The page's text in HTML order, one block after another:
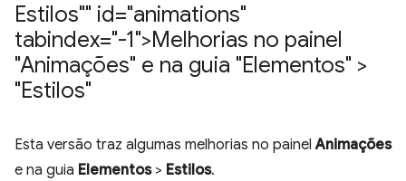
Estilos"" id="animations"
tabindex="-1">Melhorias no painel
"Animações" e na guia "Elementos" >
"Estilos"
Esta versão traz algumas melhorias no painelAnimações
e na guia Elementos> Estilos.